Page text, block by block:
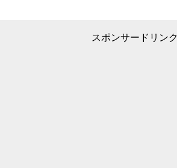
スポンサードリンク